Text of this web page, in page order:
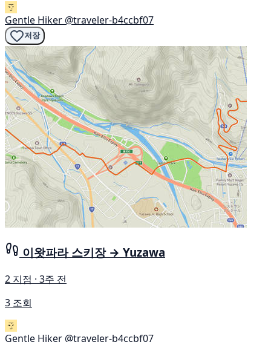
Gentle Hiker @traveler-b4ccbf07
저장
이왓파라 스키장 → Yuzawa
2 지점 · 3주 전
3 조회
Gentle Hiker @traveler-b4ccbf07